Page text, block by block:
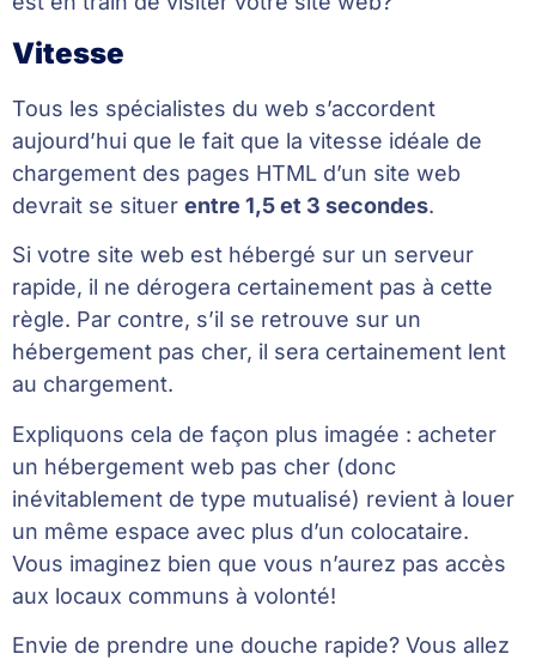
Vitesse
Tous les spécialistes du web s’accordent
aujourd’hui que le fait que la vitesse idéale de
chargement des pages HTML d’un site web
devrait se situer entre 1,5 et 3 secondes.
Si votre site web est hébergé sur un serveur
rapide, il ne dérogera certainement pas à cette
règle. Par contre, s’il se retrouve sur un
hébergement pas cher, il sera certainement lent
au chargement.
Expliquons cela de façon plus imagée : acheter
un hébergement web pas cher (donc
inévitablement de type mutualisé) revient à louer
un même espace avec plus d’un colocataire.
Vous imaginez bien que vous n’aurez pas accès
aux locaux communs à volonté!
Envie de prendre une douche rapide? Vous allez